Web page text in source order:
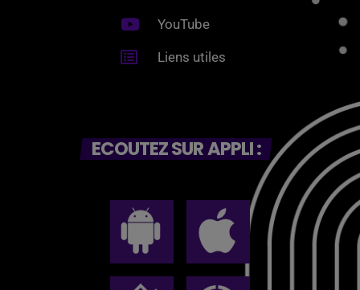
YouTube
Liens utiles
ECOUTEZ SUR APPLI :